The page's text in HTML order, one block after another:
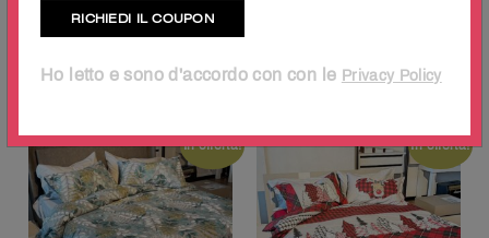
100% puro cotone
matrimoniale Pois Ottanio
€ 42.50 19.90
€59.90 €49.90
In offerta! In offerta!
Ho letto e sono d'accordo con con le Privacy Policy